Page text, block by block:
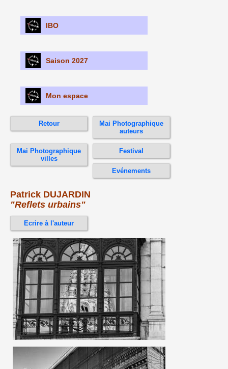
IBO
Saison 2027
Mon espace
Retour
Mai Photographique
auteurs
Mai Photographique
villes
Festival
Evénements
Patrick DUJARDIN
"Reflets urbains"
Ecrire à l'auteur